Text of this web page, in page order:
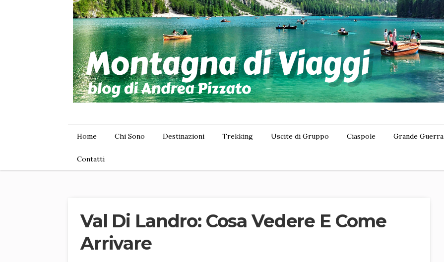
Home Chi Sono Destinazioni Trekking Uscite di Gruppo Ciaspole Grande Guerra
Contatti
Val Di Landro: Cosa Vedere E Come
Arrivare